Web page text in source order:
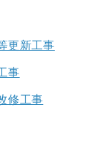
更新工事
事
修工事